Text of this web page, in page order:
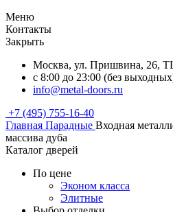
Меню
Контакты
Закрыть
Москва, ул. Пришвина, 26,
с 8:00 до 23:00 (без
info@metal-doors.ru
+7 (495) 755-16-40
Главная Парадные Входная
массива дуба
Каталог дверей
По цене
Эконом класса
Элитные